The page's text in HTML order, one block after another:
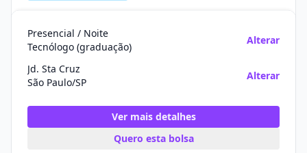
Presencial / Noite
Tecnólogo (graduação)
Alterar
Jd. Sta Cruz
São Paulo/SP
Alterar
Ver mais detalhes
Quero esta bolsa